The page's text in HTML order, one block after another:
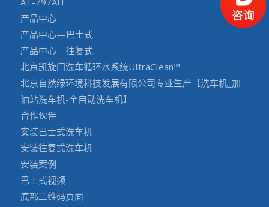
产品中心
产品中心—巴士式
产品中心—往复式
北京凯旋门洗车循环水系统UItraCIean™
北京自然绿环境科技发展有限公司专业生产【洗车机_加
油站洗车机-全自动洗车机】
合作伙伴
安装巴士式洗车机
安装往复式洗车机
安装案例
巴士式视频
底部二维码页面